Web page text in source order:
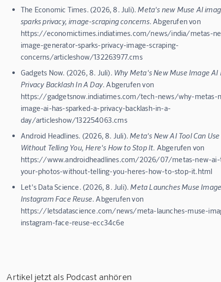
The Economic Times. (2026, 8. Juli). Meta's new Muse AI
sparks privacy, image-scraping concerns. Abgerufen von
https://economictimes.indiatimes.com/news/india/metas-
image-generator-sparks-privacy-image-scraping-
concerns/articleshow/132263977.cms
Gadgets Now. (2026, 8. Juli). Why Meta's New Muse Image AI
Privacy Backlash In A Day. Abgerufen von
https://gadgetsnow.indiatimes.com/tech-news/why-metas-
image-ai-has-sparked-a-privacy-backlash-in-a-
day/articleshow/132254063.cms
Android Headlines. (2026, 8. Juli). Meta's New AI Tool Can
Without Telling You, Here's How to Stop It. Abgerufen von
https://www.androidheadlines.com/2026/07/metas-new-
your-photos-without-telling-you-heres-how-to-stop-it.html
Let's Data Science. (2026, 8. Juli). Meta Launches Muse
Instagram Face Reuse. Abgerufen von
https://letsdatascience.com/news/meta-launches-muse-
instagram-face-reuse-ecc34c6e
Artikel jetzt als Podcast anhören